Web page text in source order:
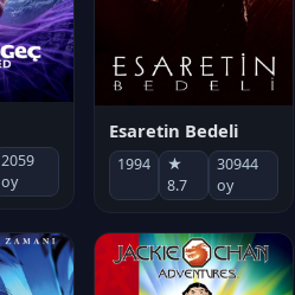
2059
oy
Esaretin Bedeli
1994
★
8.7
30944
oy